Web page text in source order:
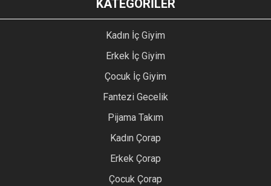
KATEGORİLER
Kadın İç Giyim
Erkek İç Giyim
Çocuk İç Giyim
Fantezi Gecelik
Pijama Takım
Kadın Çorap
Erkek Çorap
Çocuk Çorap